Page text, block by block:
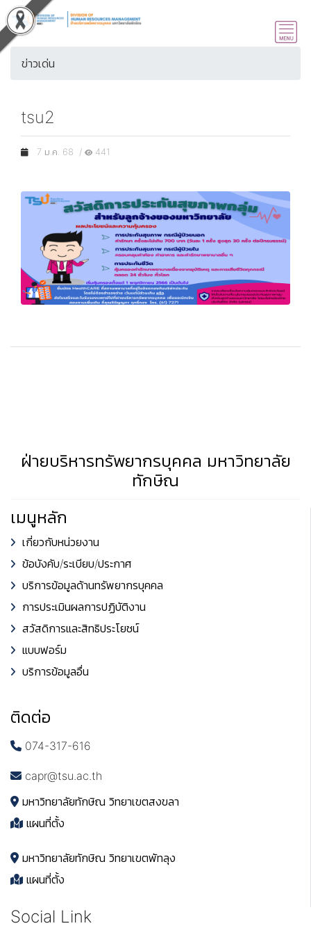
ข่าวเด่น
tsu2
7 ม.ค. 68 / 441
ฝ่ายบริหารทรัพยากรบุคคล มหาวิทยาลัย
ทักษิณ
เมนูหลัก
เกี่ยวกับหน่วยงาน
ข้อบังคับ/ระเบียบ/ประกาศ
บริการข้อมูลด้านทรัพยากรบุคคล
การประเมินผลการปฏิบัติงาน
สวัสดิการและสิทธิประโยชน์
แบบฟอร์ม
บริการข้อมูลอื่น
ติดต่อ
074-317-616
capr@tsu.ac.th
มหาวิทยาลัยทักษิณ วิทยาเขตสงขลา
แผนที่ตั้ง
มหาวิทยาลัยทักษิณ วิทยาเขตพัทลุง
แผนที่ตั้ง
Social Link